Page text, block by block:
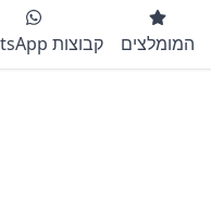
המומלצים קבוצות WhatsApp